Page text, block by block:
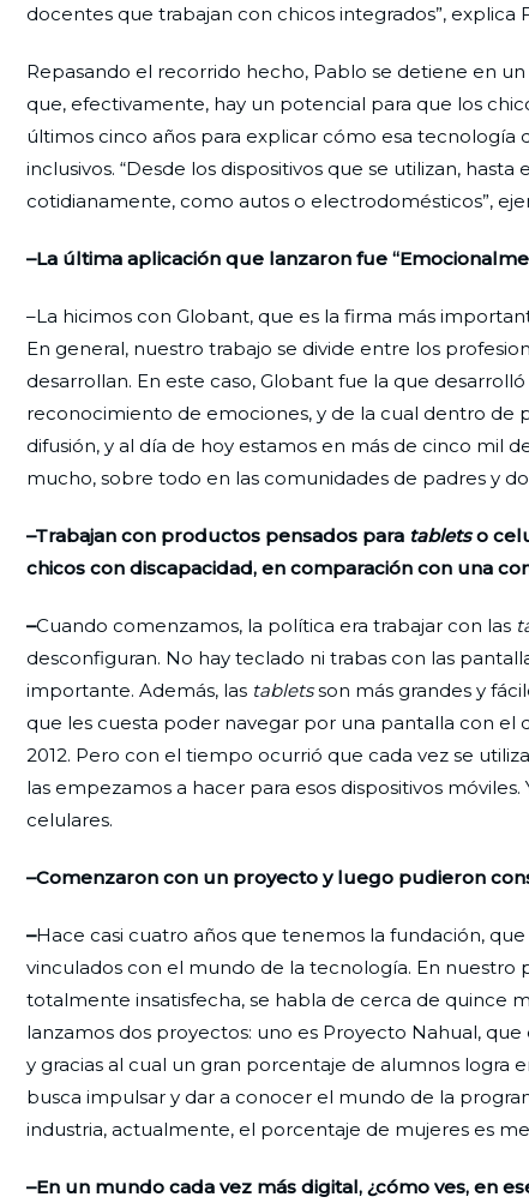
docentes que trabajan con chicos integrados”, explica
Repasando el recorrido hecho, Pablo se detiene en
que, efectivamente, hay un potencial para que los
últimos cinco años para explicar cómo esa
inclusivos. “Desde los dispositivos que se utilizan, hasta
cotidianamente, como autos o electrodomésticos”,
–La última aplicación que lanzaron fue
–La hicimos con Globant, que es la firma más
En general, nuestro trabajo se divide entre los
desarrollan. En este caso, Globant fue la que
reconocimiento de emociones, y de la cual dentro de
difusión, y al día de hoy estamos en más de cinco mil
mucho, sobre todo en las comunidades de padres y
–Trabajan con productos pensados para tabletso
chicos con discapacidad, en comparación con una
–Cuando comenzamos, la política era trabajar con las
desconfiguran. No hay teclado ni trabas con las
importante. Además, las tabletsson más grandes y
que les cuesta poder navegar por una pantalla con
2012. Pero con el tiempo ocurrió que cada vez se
las empezamos a hacer para esos dispositivos
celulares.
–Comenzaron con un proyecto y luego pudieron
–Hace casi cuatro años que tenemos la fundación,
vinculados con el mundo de la tecnología. En
totalmente insatisfecha, se habla de cerca de quince
lanzamos dos proyectos: uno es Proyecto Nahual,
y gracias al cual un gran porcentaje de alumnos logra
busca impulsar y dar a conocer el mundo de la
industria, actualmente, el porcentaje de mujeres es
–En un mundo cada vez más digital, ¿cómo ves, en